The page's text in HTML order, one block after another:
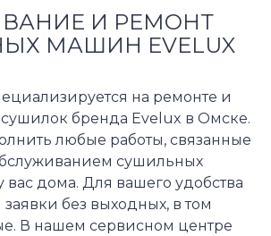
И РЕМОНТ
МАШИН EVELUX
на ремонте и
бренда Evelux в Омске.
любые работы, связанные
сушильных
дома. Для вашего удобства
без выходных, в том
В нашем сервисном центре